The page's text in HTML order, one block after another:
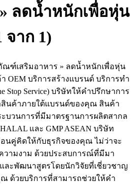
ลดน้ำหนักเพื่อหุ่น
จาก 1)
ฑ์เสริมอาหาร » ลดน้ำหนักเพื่อหุ่น
OEM บริการสร้างแบรนด์ บริการทำ
Stop Service) บริษัทให้คำปรึกษาการ
นค้าภายใต้แบรนด์ของคุณ สินค้า
บวนการที่มีมาตรฐานการผลิตสากล
HALAL และ GMP ASEAN บริษัท
นคู่คิดให้กับธุรกิจของคุณ ไม่ว่าจะ
วามงาม ด้วยประสบการณ์ที่มีมา
ละพัฒนาสูตรโดยนักวิจัยที่เชี่ยวชาญ
ด้วยบริการที่สามารถช่วยให้คำ